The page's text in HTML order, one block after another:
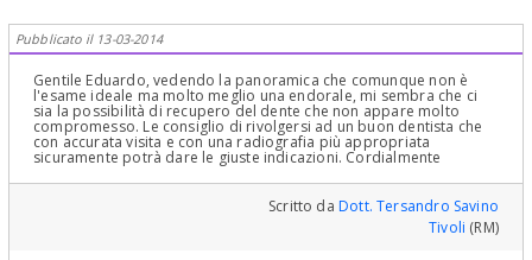
Pubblicato il 13-03-2014
Gentile Eduardo, vedendo la panoramica che comunque non è
l'esame ideale ma molto meglio una endorale, mi sembra che ci
sia la possibilità di recupero del dente che non appare molto
compromesso. Le consiglio di rivolgersi ad un buon dentista che
con accurata visita e con una radiografia più appropriata
sicuramente potrà dare le giuste indicazioni. Cordialmente
Scritto daDott. Tersandro Savino
Tivoli (RM)